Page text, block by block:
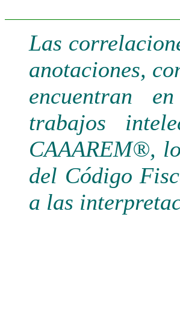
Las
anotaciones,
encuentran
trabajos
CAAAREM®,
del Código
a las